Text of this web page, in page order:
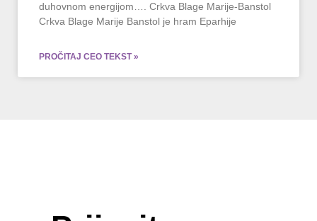
duhovnom energijom…. Crkva Blage Marije-Banstol
Crkva Blage Marije Banstol je hram Eparhije
PROČITAJ CEO TEKST »